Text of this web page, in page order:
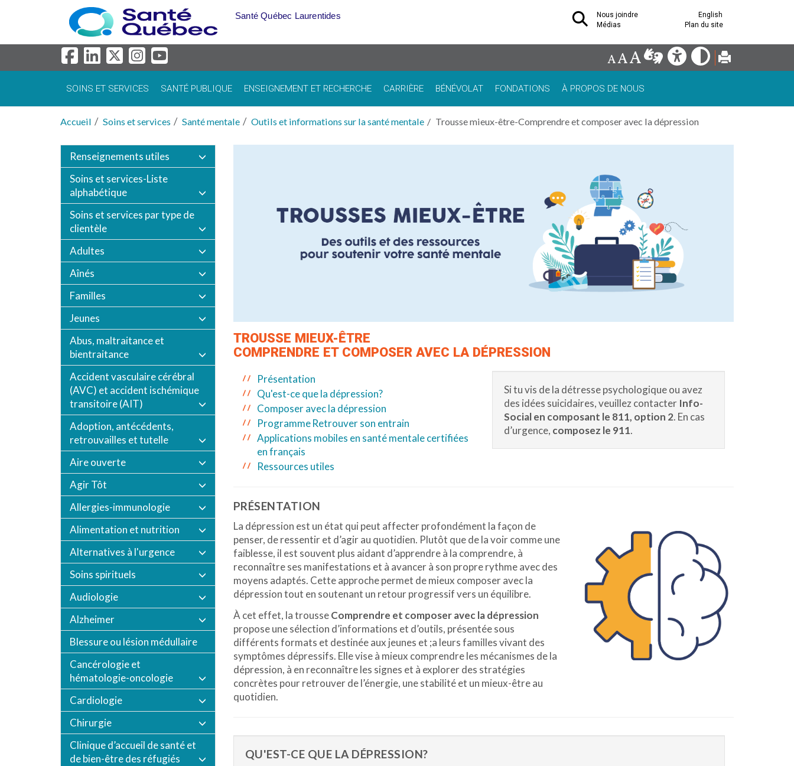
Aller au menu principal
Nous joindre
English
Médias
Plan du site
Santé Québec Laurentides
SOINS ET SERVICES SANTÉ PUBLIQUE ENSEIGNEMENT ET RECHERCHE CARRIÈRE BÉNÉVOLAT FONDATIONS À PROPOS DE NOUS
Accueil Soins et services Santé mentale Outils et informations sur la santé mentale Trousse mieux-être-Comprendre et composer avec la dépression
Renseignements utiles
Soins et services-Liste
alphabétique
Soins et services par type de
clientèle
Adultes
Aînés
Familles
Jeunes
Abus, maltraitance et
bientraitance
Accident vasculaire cérébral
(AVC) et accident ischémique
transitoire (AIT)
Adoption, antécédents,
retrouvailles et tutelle
Aire ouverte
Agir Tôt
Allergies-immunologie
Alimentation et nutrition
Alternatives à l'urgence
Soins spirituels
Audiologie
Alzheimer
Blessure ou lésion médullaire
Cancérologie et
hématologie-oncologie
Cardiologie
Chirurgie
Clinique d’accueil de santé et
de bien-être des réfugiés
TROUSSE MIEUX-ÊTRE
COMPRENDRE ET COMPOSER AVEC LA DÉPRESSION
Présentation
Qu'est-ce que la dépression?
Composer avec la dépression
Programme Retrouver son entrain
Applications mobiles en santé mentale certifiées
en français
Ressources utiles
Si tu vis de la détresse psychologique ou avez
des idées suicidaires, veuillez contacter Info-
Socialen composant le 811, option 2. En cas
d’urgence, composez le 911.
PRÉSENTATION
La dépression est un état qui peut affecter profondément la façon de
penser, de ressentir et d’agir au quotidien. Plutôt que de la voir comme une
faiblesse, il est souvent plus aidant d’apprendre à la comprendre, à
reconnaître ses manifestations et à avancer à son propre rythme avec des
moyens adaptés. Cette approche permet de mieux composer avec la
dépression tout en soutenant un retour progressif vers un équilibre.
À cet effet, la trousseComprendre et composer avec la dépression
propose une sélection d’informations et d’outils, présentée sous
différents formats et destinée aux jeunes et ;a leurs familles vivant des
symptômes dépressifs. Elle vise à mieux comprendre les mécanismes de la
dépression, à en reconnaître les signes et à explorer des stratégies
concrètes pour retrouver de l’énergie, une stabilité et un mieux-être au
quotidien.
QU'EST-CE QUE LA DÉPRESSION?